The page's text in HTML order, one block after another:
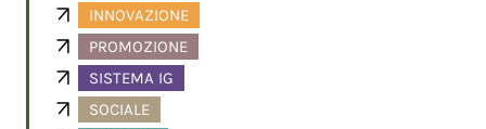
INNOVAZIONE
PROMOZIONE
SISTEMA IG
SOCIALE